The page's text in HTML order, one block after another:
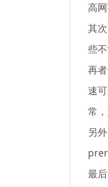
高
其
些
再
速
常
另
最